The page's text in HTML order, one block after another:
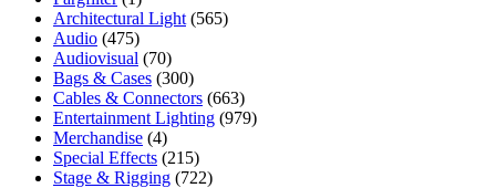
Architectural Light (565)
Audio (475)
Audiovisual (70)
Bags & Cases (300)
Cables & Connectors (663)
Entertainment Lighting (979)
Merchandise (4)
Special Effects (215)
Stage & Rigging (722)